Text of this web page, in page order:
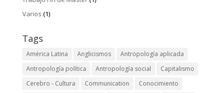
Varios (1)
Tags
América Latina Anglicismos
Antropología aplicada
Antropología política
Antropología social
Capitalismo
Cerebro - Cultura
Communication
Conocimiento